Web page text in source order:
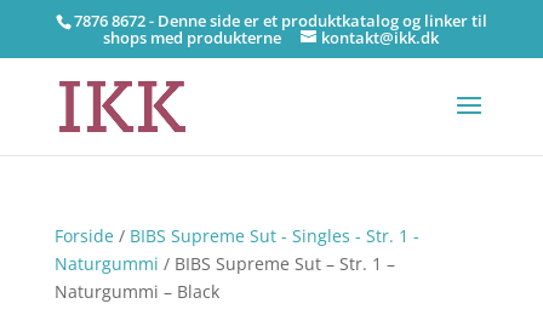
7876 8672 - Denne side er et produktkatalog og linker til
shops med produkterne kontakt@ikk.dk
Forside/ BIBS Supreme Sut - Singles - Str. 1 -
Naturgummi / BIBS Supreme Sut – Str. 1 –
Naturgummi – Black